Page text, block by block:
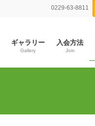
0229-63-8811
ギャラリー
Gallery
入会方法
Join